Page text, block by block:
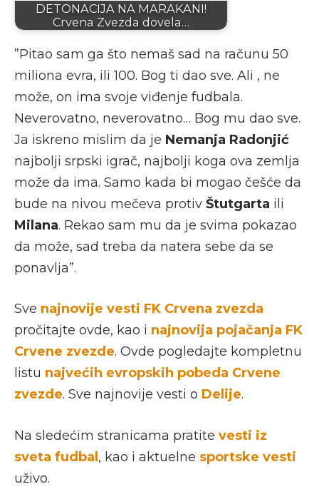
DETONACIJA NA MARAKANI!
Crvena Zvezda dovela…
”Pitao sam ga što nemaš sad na računu 50
miliona evra, ili 100. Bog ti dao sve. Ali , ne
može, on ima svoje viđenje fudbala.
Neverovatno, neverovatno… Bog mu dao sve.
Ja iskreno mislim da je Nemanja Radonjić
najbolji srpski igrač, najbolji koga ova zemlja
može da ima. Samo kada bi mogao češće da
bude na nivou mečeva protiv Štutgarta ili
Milana. Rekao sam mu da je svima pokazao
da može, sad treba da natera sebe da se
ponavlja”.
Sve najnovije vesti FK Crvena zvezda
pročitajte ovde, kao i najnovija pojačanja FK
Crvene zvezde. Ovde pogledajte kompletnu
listu najvećih evropskih pobeda Crvene
zvezde. Sve najnovije vesti o Delije.
Na sledećim stranicama pratite vesti iz
sveta fudbal , kao i aktuelne sportske vesti
uživo.